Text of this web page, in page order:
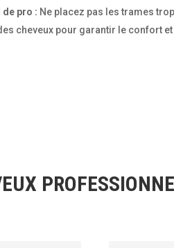
de pro : Ne placez pas les trames
cheveux pour garantir le confort